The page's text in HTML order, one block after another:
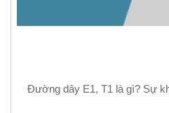
Đường dây E1, T1 là gì? Sự